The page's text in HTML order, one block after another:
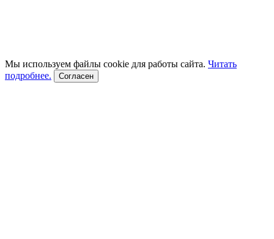
AMERICAS
2006
CAYENNE
Мы используем файлы cookie для работы сайта. Читать
подробнее.
Согласен